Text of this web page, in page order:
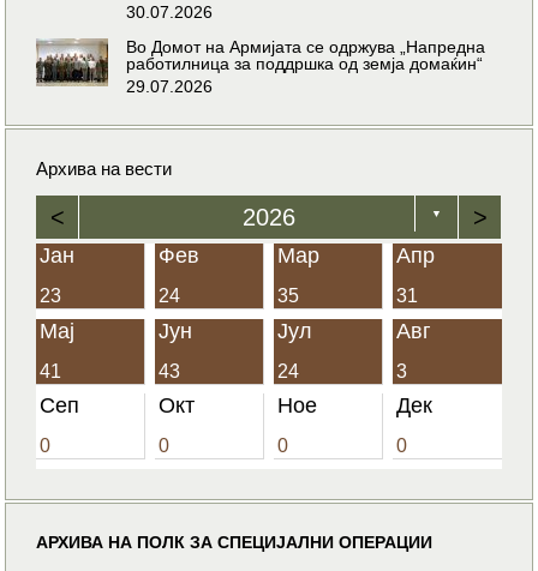
30.07.2026
Во Домот на Армијата се одржува „Напредна
работилница за поддршка од земја домаќин“
29.07.2026
Архива на вести
< 2026 ▼ >
Јан
23
Фев
24
Мар
35
Апр
31
Мај
41
Јун
43
Јул
24
Авг
3
Сеп
0
Окт
0
Ное
0
Дек
0
АРХИВА НА ПОЛК ЗА СПЕЦИЈАЛНИ ОПЕРАЦИИ